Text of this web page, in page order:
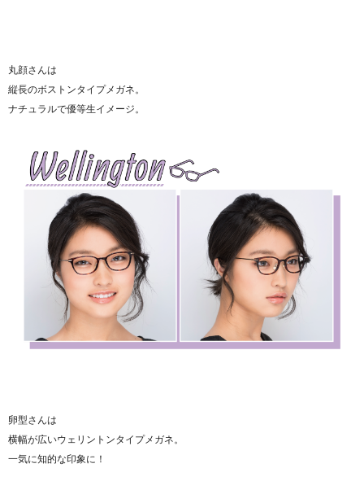
丸顔さんは
縦長のボストンタイプメガネ。
ナチュラルで優等生イメージ。
卵型さんは
横幅が広いウェリントンタイプメガネ。
一気に知的な印象に！